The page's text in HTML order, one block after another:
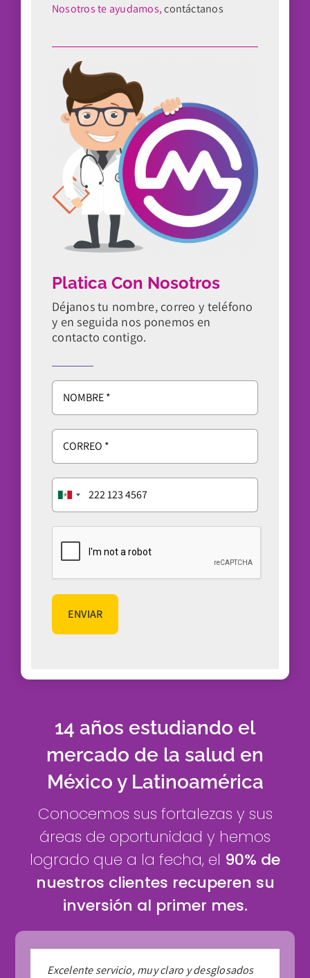
14 años estudiando el
mercado de la salud en
México y Latinoamérica
Conocemos sus fortalezas y sus
áreas de oportunidad y hemos
logrado que a la fecha, el 90% de
nuestros clientes recuperen su
inversión al primer mes.
Antes de trabajar con ellos, tenía 10
Excelente servicio, muy claro y desglosados
Mi número de pacientes y cirugías han
En dos meses he visto 127 pacientes de
Nosotros te ayudamos,contáctanos
Platica Con Nosotros
Déjanos tu nombre, correo y teléfono
y en seguida nos ponemos en
contacto contigo.